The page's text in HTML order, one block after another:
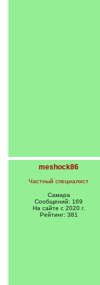
meshock86
Частный специалист
Самара
Сообщений: 169
На сайте с 2020 г.
Рейтинг: 381